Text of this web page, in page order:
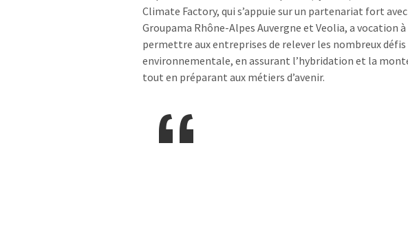
Climate Factory, qui s’appuie sur un partenariat fort
Groupama Rhône-Alpes Auvergne et Veolia, a vocation
permettre aux entreprises de relever les nombreux
environnementale, en assurant l’hybridation et la
tout en préparant aux métiers d’avenir.